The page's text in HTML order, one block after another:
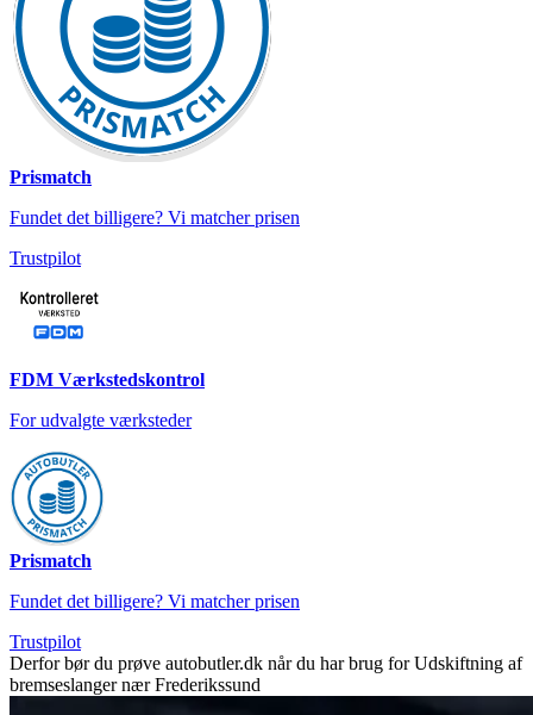
Prismatch
Fundet det billigere? Vi matcher prisen
Trustpilot
FDM Værkstedskontrol
For udvalgte værksteder
Prismatch
Fundet det billigere? Vi matcher prisen
Trustpilot
Derfor bør du prøve autobutler.dk når du har brug for Udskiftning af
bremseslanger nær Frederikssund